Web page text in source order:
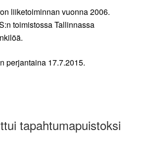
liiketoiminnan vuonna 2006.
toimistossa Tallinnassa
perjantaina 17.7.2015.
tapahtumapuistoksi